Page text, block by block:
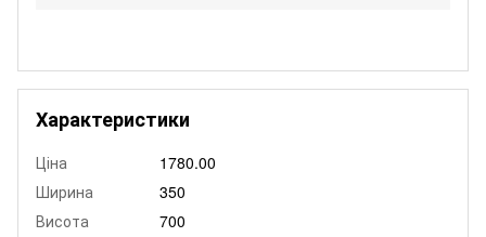
Характеристики
Ціна
1780.00
Ширина
350
Висота
700